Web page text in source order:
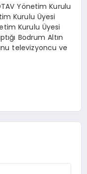
Yönetim Kurulu
Kurulu Üyesi
Kurulu Üyesi
Bodrum Altın
televizyoncu ve